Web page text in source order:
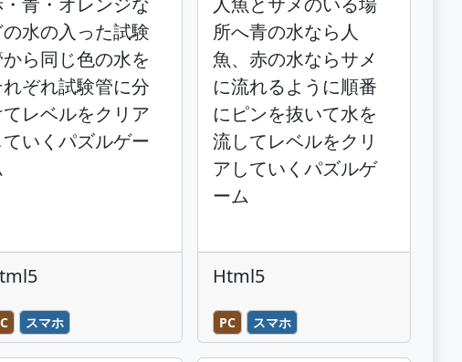
の水の入った試験
ら同じ色の水を
ぞれ試験管に分
レベルをクリア
ていくパズルゲー
スマホ
所へ青の水なら人
魚、赤の水ならサメ
に流れるように順番
にピンを抜いて水を
流してレベルをクリ
アしていくパズルゲ
ーム
Html5
PC スマホ